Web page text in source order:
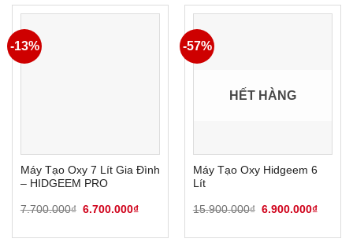
-13%
Máy Tạo Oxy 7 Lít Gia Đình
– HIDGEEM PRO
7.700.000₫ Giá
7.700.000₫.
6.700.000₫Giá
là:
-57%
HẾT HÀNG
Máy Tạo Oxy Hidgeem 6
Lít
15.900.000₫ Giá
15.900.000₫.
6.900.000₫Giá
là: